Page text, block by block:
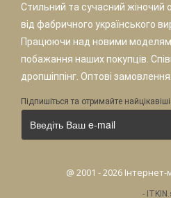
Стильний та сучасний жіночий
від фабричного українського
Працюючи над новими
побажання наших покупців.
дропшіппінг. Оптові
Підпишіться та отримайте
@ 2001 - 2026
-